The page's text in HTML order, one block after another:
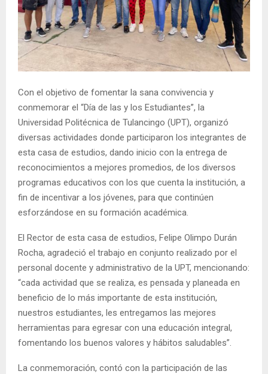
Con el objetivo de fomentar la sana convivencia y
conmemorar el “Día de las y los Estudiantes”, la
Universidad Politécnica de Tulancingo (UPT), organizó
diversas actividades donde participaron los integrantes de
esta casa de estudios, dando inicio con la entrega de
reconocimientos a mejores promedios, de los diversos
programas educativos con los que cuenta la institución, a
fin de incentivar a los jóvenes, para que continúen
esforzándose en su formación académica.
El Rector de esta casa de estudios, Felipe Olimpo Durán
Rocha, agradeció el trabajo en conjunto realizado por el
personal docente y administrativo de la UPT, mencionando:
“cada actividad que se realiza, es pensada y planeada en
beneficio de lo más importante de esta institución,
nuestros estudiantes, les entregamos las mejores
herramientas para egresar con una educación integral,
fomentando los buenos valores y hábitos saludables”.
La conmemoración, contó con la participación de las